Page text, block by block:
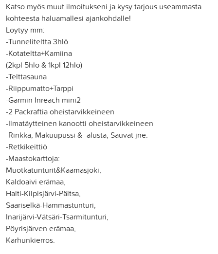
Katso myös muut ilmoitukseni ja kysy tarjous useammasta
kohteesta haluamallesi ajankohdalle!
Löytyy mm:
-Tunneliteltta 3hlö
-Kotateltta+Kamiina
(2kpl 5hlö & 1kpl 12hlö)
-Telttasauna
-Riippumatto+Tarppi
-Garmin Inreach mini2
-2 Packraftia oheistarvikkeineen
-Ilmatäytteinen kanootti oheistarvikkeineen
-Rinkka, Makuupussi & -alusta, Sauvat jne.
-Retkikeittiö
-Maastokarttoja:
Muotkatunturit&Kaamasjoki,
Kaldoaivi erämaa,
Halti-Kilpisjärvi-Pältsa,
Saariselkä-Hammastunturi,
Inarijärvi-Vätsäri-Tsarmitunturi,
Pöyrisjärven erämaa,
Karhunkierros.